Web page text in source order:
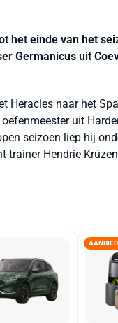
het einde van het
Germanicus uit
Heracles naar het
oefenmeester uit
seizoen liep hij
trainer Hendrie